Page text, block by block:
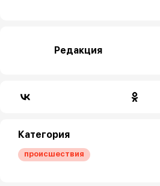
Редакция
Категория
происшествия